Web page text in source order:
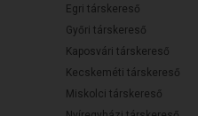
Egri társkereső
Győri társkereső
Kaposvári társkereső
Kecskeméti társkereső
Miskolci társkereső